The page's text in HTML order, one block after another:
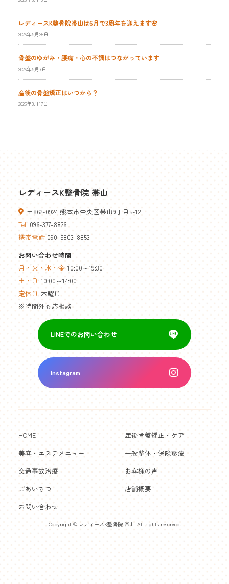
レディースK整骨院帯山は6月で3周年を迎えます🌸
2026年5月26日
骨盤のゆがみ・腰痛・心の不調はつながっています
2026年5月7日
産後の骨盤矯正はいつから？
2026年3月17日
レディースK整骨院 帯山
〒862-0924 熊本市中央区帯山9丁目5-12
Tel. 096-377-8826
携帯電話 090-5803-8853
お問い合わせ時間
月・火・水・金 10:00～19:30
土・日 10:00～14:00
定休日 木曜日
※時間外も応相談
LINEでのお問い合わせ
Instagram
HOME
産後骨盤矯正・ケア
美容・エステメニュー
一般整体・保険診療
交通事故治療
お客様の声
ごあいさつ
店舗概要
お問い合わせ
Copyright © レディースK整骨院 帯山. All rights reserved.